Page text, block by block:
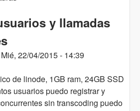
y llamadas
Mié, 22/04/2015 - 14:39
de linode, 1GB ram, 24GB SSD
usuarios puedo registrar y
sin transcoding puedo